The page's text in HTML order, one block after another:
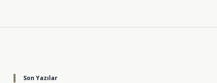
Son Yazılar